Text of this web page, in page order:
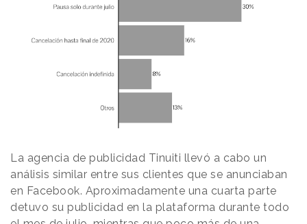
La agencia de publicidad Tinuiti llevó a cabo un
análisis similar entre sus clientes que se anunciaban
en Facebook. Aproximadamente una cuarta parte
detuvo su publicidad en la plataforma durante todo